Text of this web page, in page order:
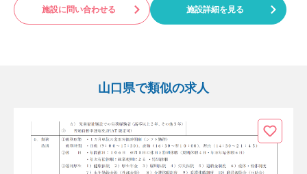
施設に問い合わせる 施設詳細を見る
山口県で類似の求人